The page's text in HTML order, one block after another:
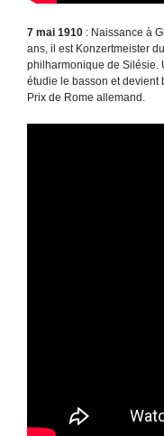
7 mai 1910 : Naissance à
ans, il est Konzertmeister
philharmonique de Silésie.
étudie le basson et devient
Prix de Rome allemand.